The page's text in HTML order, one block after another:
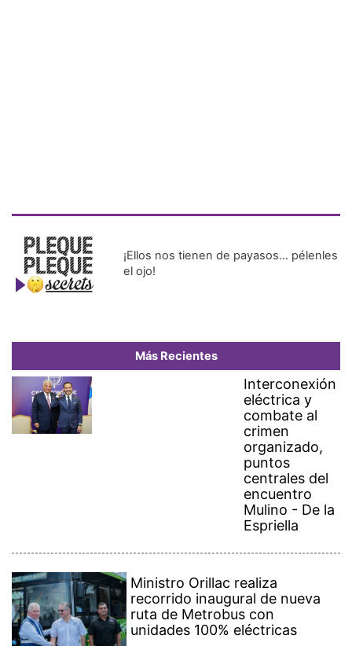
¡Ellos nos tienen de payasos… pélenles
el ojo!
Más Recientes
Interconexión
eléctrica y
combate al
crimen
organizado,
puntos
centrales del
encuentro
Mulino - De la
Espriella
Ministro Orillac realiza
recorrido inaugural de nueva
ruta de Metrobus con
unidades 100% eléctricas